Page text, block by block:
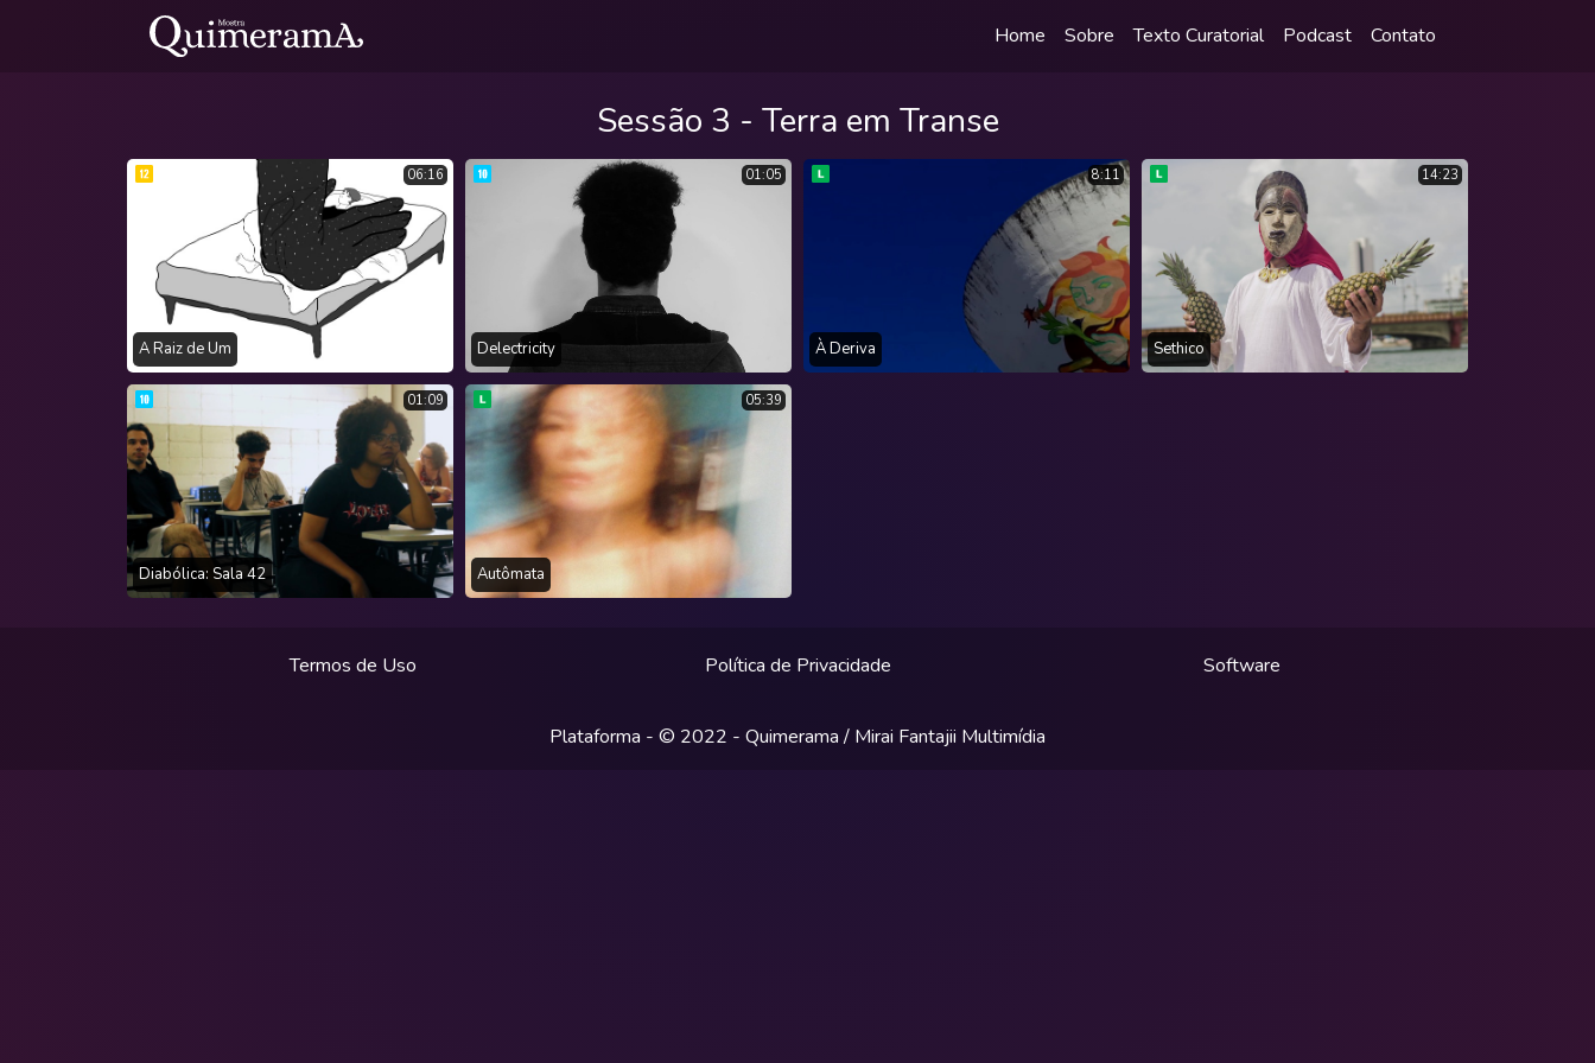
Home Sobre Texto Curatorial Podcast Contato
Sessão 3 - Terra em Transe
A Raiz de Um
06:16
Delectricity
01:05
À Deriva
8:11
Sethico
14:23
Diabólica: Sala 42
01:09
Autômata
05:39
Termos de Uso Política de Privacidade Software
Plataforma - © 2022 - Quimerama / Mirai Fantajii Multimídia